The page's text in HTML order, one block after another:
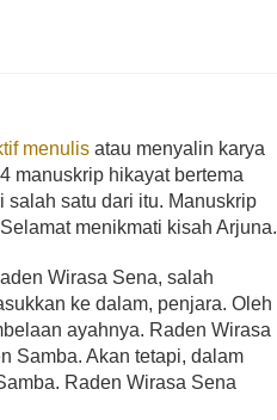
menulis atau menyalin karya
manuskrip hikayat bertema
satu dari itu. Manuskrip
menikmati kisah Arjuna.
Wirasa Sena, salah
ke dalam, penjara. Oleh
ayahnya. Raden Wirasa
Samba. Akan tetapi, dalam
Raden Wirasa Sena